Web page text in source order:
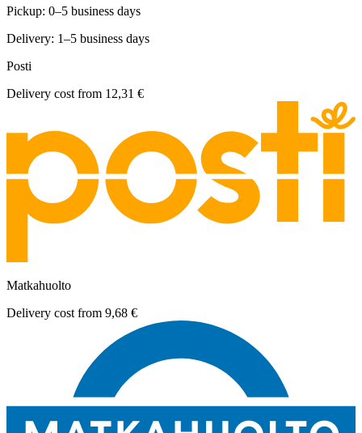
Pickup: 0–5 business days
Delivery: 1–5 business days
Posti
Delivery cost from 12,31 €
Matkahuolto
Delivery cost from 9,68 €